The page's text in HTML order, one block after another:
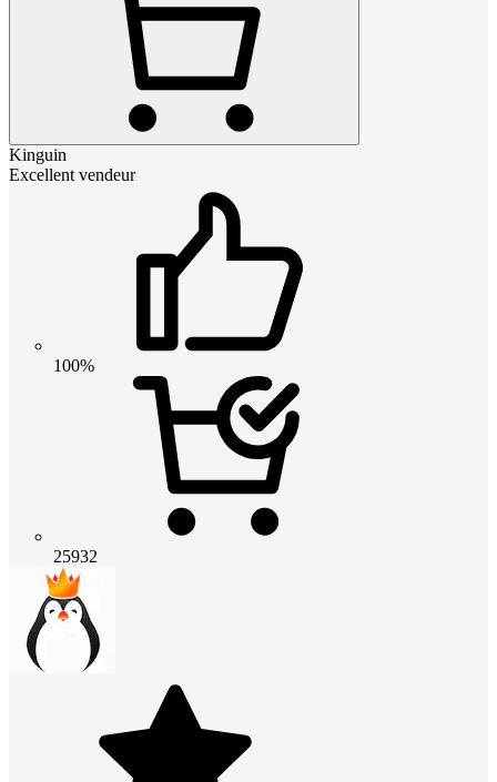
Kinguin
Excellent vendeur
100%
25932